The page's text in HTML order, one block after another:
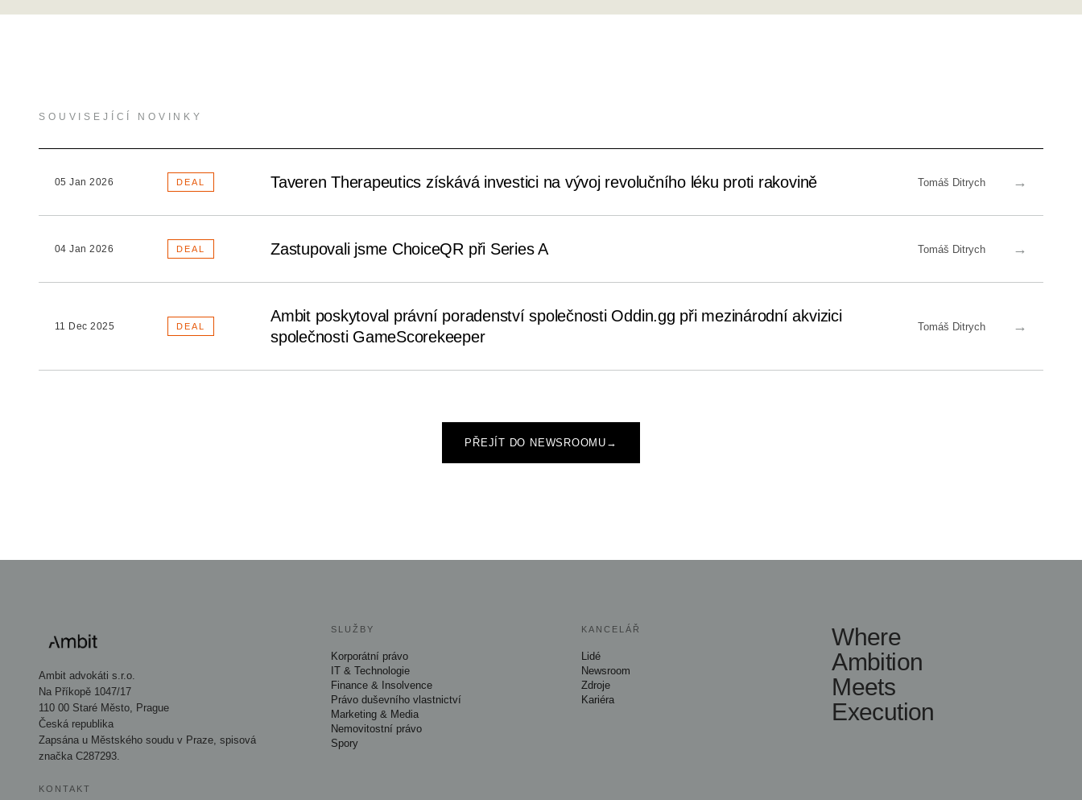
SOUVISEJÍCÍ NOVINKY
05 Jan 2026 DEAL Taveren Therapeutics získává investici na vývoj revolučního léku proti rakovině Tomáš Ditrych →
04 Jan 2026 DEAL Zastupovali jsme ChoiceQR při Series A Tomáš Ditrych →
11 Dec 2025 DEAL
Ambit poskytoval právní poradenství společnosti Oddin.gg při mezinárodní akvizici
společnosti GameScorekeeper
Tomáš Ditrych →
PŘEJÍT DO NEWSROOMU →
Ambit advokáti s.r.o.
Na Příkopě 1047/17
110 00 Staré Město, Prague
Česká republika
Zapsána u Městského soudu v Praze, spisová
značka C287293.
KONTAKT
SLUŽBY
Korporátní právo
IT & Technologie
Finance & Insolvence
Právo duševního vlastnictví
Marketing & Media
Nemovitostní právo
Spory
KANCELÁŘ
Lidé
Newsroom
Zdroje
Kariéra
Where
Ambition
Meets
Execution